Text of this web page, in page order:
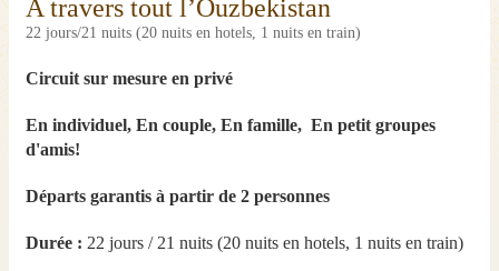
A travers tout l’Ouzbekistan
22 jours/21 nuits (20 nuits en hotels, 1 nuits en train)
Circuit sur mesure en privé
En individuel, En couple, En famille, En petit groupes
d'amis!
Départs garantis à partir de 2 personnes
Durée : 22 jours / 21 nuits (20 nuits en hotels, 1 nuits en train)